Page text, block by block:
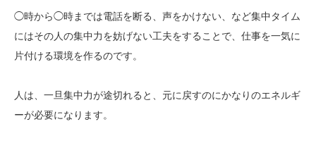
◯時から◯時までは電話を断る、声をかけない、など集中タイム
にはその人の集中力を妨げない工夫をすることで、仕事を一気に
片付ける環境を作るのです。
人は、一旦集中力が途切れると、元に戻すのにかなりのエネルギ
ーが必要になります。